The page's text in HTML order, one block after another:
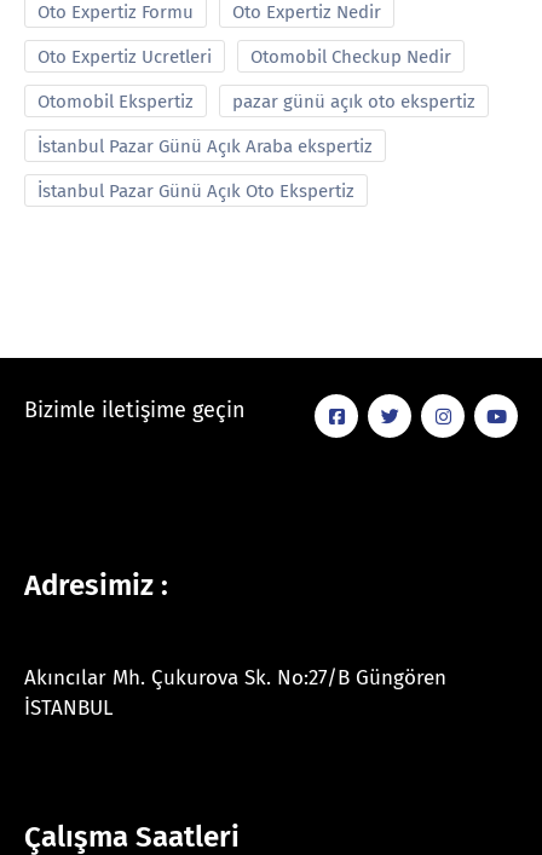
Oto Expertiz Formu Oto Expertiz Nedir
Oto Expertiz Ucretleri Otomobil Checkup Nedir
Otomobil Ekspertiz pazar günü açık oto ekspertiz
İstanbul Pazar Günü Açık Araba ekspertiz
İstanbul Pazar Günü Açık Oto Ekspertiz
Bizimle iletişime geçin
Adresimiz :
Akıncılar Mh. Çukurova Sk. No:27/B Güngören
İSTANBUL
Çalışma Saatleri